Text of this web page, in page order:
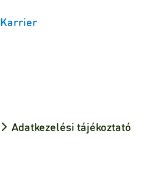
Karrier
Adatkezelési tájékoztató